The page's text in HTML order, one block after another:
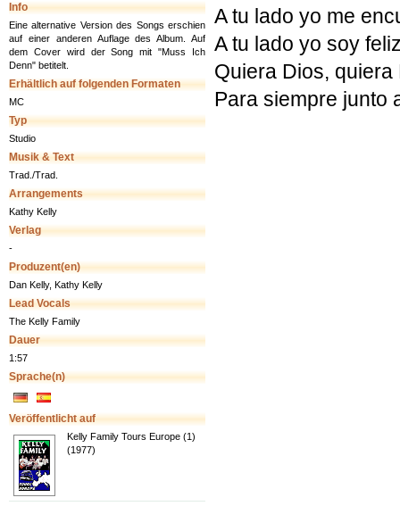
Info
Eine alternative Version des Songs erschien
auf einer anderen Auflage des Album. Auf
dem Cover wird der Song mit "Muss Ich
Denn" betitelt.
Erhältlich auf folgenden Formaten
MC
Typ
Studio
Musik & Text
Trad./Trad.
Arrangements
Kathy Kelly
Verlag
-
Produzent(en)
Dan Kelly, Kathy Kelly
Lead Vocals
The Kelly Family
Dauer
1:57
Sprache(n)
Veröffentlicht auf
Kelly Family Tours Europe (1)
(1977)
A tu lado yo me
A tu lado yo soy
Quiera Dios,
Para siempre junto